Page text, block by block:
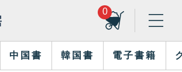
0
中国書 韓国書 電子書籍